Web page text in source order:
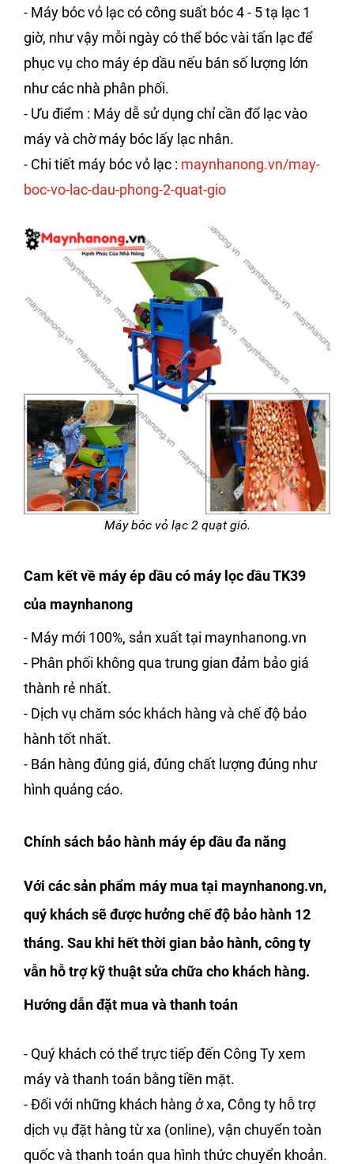
- Máy bóc vỏ lạc có công suất bóc 4 - 5 tạ lạc 1
giờ, như vậy mỗi ngày có thể bóc vài tấn lạc để
phục vụ cho máy ép dầu nếu bán số lượng lớn
như các nhà phân phối.
- Ưu điểm : Máy dễ sử dụng chỉ cần đổ lạc vào
máy và chờ máy bóc lấy lạc nhân.
- Chi tiết máy bóc vỏ lạc : maynhanong.vn/may-
boc-vo-lac-dau-phong-2-quat-gio
Máy bóc vỏ lạc 2 quạt gió.
Cam kết về máy ép dầu có máy lọc dầu TK39
của maynhanong
- Máy mới 100%, sản xuất tại maynhanong.vn
- Phân phối không qua trung gian đảm bảo giá
thành rẻ nhất.
- Dịch vụ chăm sóc khách hàng và chế độ bảo
hành tốt nhất.
- Bán hàng đúng giá, đúng chất lượng đúng như
hình quảng cáo.
Chính sách bảo hành máy ép dầu đa năng
Với các sản phẩm máy mua tại maynhanong.vn,
quý khách sẽ được hưởng chế độ bảo hành 12
tháng. Sau khi hết thời gian bảo hành, công ty
vẫn hỗ trợ kỹ thuật sửa chữa cho khách hàng.
Hướng dẫn đặt mua và thanh toán
- Quý khách có thể trực tiếp đến Công Ty xem
máy và thanh toán bằng tiền mặt.
- Đối với những khách hàng ở xa, Công ty hỗ trợ
dịch vụ đặt hàng từ xa (online), vận chuyển toàn
quốc và thanh toán qua hình thức chuyển khoản.